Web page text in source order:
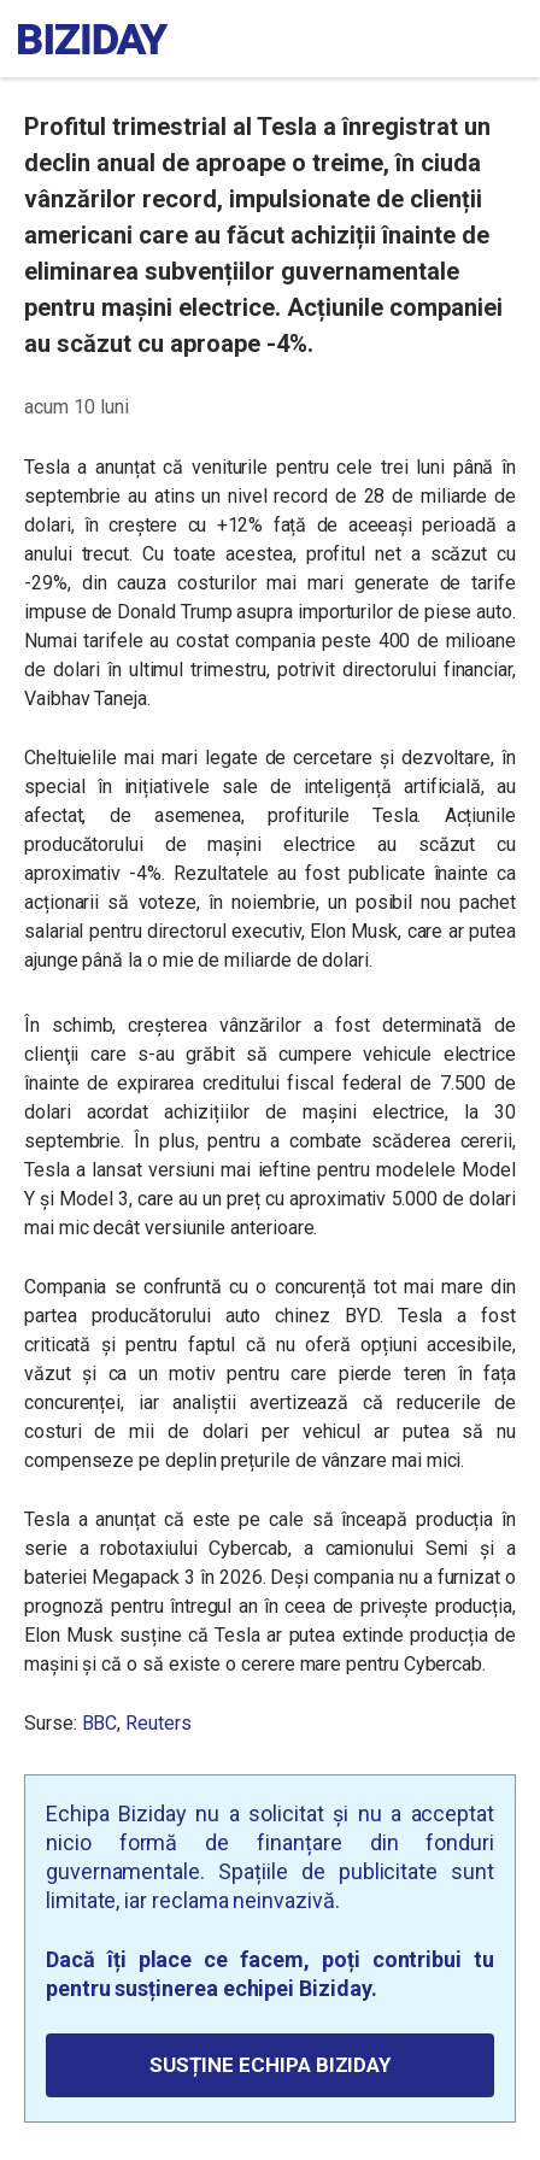
Profitul trimestrial al Tesla a înregistrat un
declin anual de aproape o treime, în ciuda
vânzărilor record, impulsionate de clienții
americani care au făcut achiziții înainte de
eliminarea subvențiilor guvernamentale
pentru mașini electrice. Acțiunile companiei
au scăzut cu aproape -4%.
acum 10 luni
Tesla a anunțat că veniturile pentru cele trei luni până în
septembrie au atins un nivel record de 28 de miliarde de
dolari, în creștere cu +12% față de aceeași perioadă a
anului trecut. Cu toate acestea, profitul net a scăzut cu
-29%, din cauza costurilor mai mari generate de tarife
impuse de Donald Trump asupra importurilor de piese auto.
Numai tarifele au costat compania peste 400 de milioane
de dolari în ultimul trimestru, potrivit directorului financiar,
Vaibhav Taneja.
Cheltuielile mai mari legate de cercetare și dezvoltare, în
special în inițiativele sale de inteligență artificială, au
afectat, de asemenea, profiturile Tesla. Acțiunile
producătorului de mașini electrice au scăzut cu
aproximativ -4%. Rezultatele au fost publicate înainte ca
acționarii să voteze, în noiembrie, un posibil nou pachet
salarial pentru directorul executiv, Elon Musk, care ar putea
ajunge până la o mie de miliarde de dolari.
În schimb, creşterea vânzărilor a fost determinată de
clienţii care s-au grăbit să cumpere vehicule electrice
înainte de expirarea creditului fiscal federal de 7.500 de
dolari acordat achizițiilor de mașini electrice, la 30
septembrie. În plus, pentru a combate scăderea cererii,
Tesla a lansat versiuni mai ieftine pentru modelele Model
Y și Model 3, care au un preț cu aproximativ 5.000 de dolari
mai mic decât versiunile anterioare.
Compania se confruntă cu o concurență tot mai mare din
partea producătorului auto chinez BYD. Tesla a fost
criticată și pentru faptul că nu oferă opțiuni accesibile,
văzut și ca un motiv pentru care pierde teren în fața
concurenței, iar analiștii avertizează că reducerile de
costuri de mii de dolari per vehicul ar putea să nu
compenseze pe deplin prețurile de vânzare mai mici.
Tesla a anunțat că este pe cale să înceapă producția în
serie a robotaxiului Cybercab, a camionului Semi și a
bateriei Megapack 3 în 2026. Deși compania nu a furnizat o
prognoză pentru întregul an în ceea de privește producția,
Elon Musk susține că Tesla ar putea extinde producția de
mașini și că o să existe o cerere mare pentru Cybercab.
Surse: BBC, Reuters
Echipa Biziday nu a solicitat și nu a acceptat
nicio formă de finanțare din fonduri
guvernamentale. Spațiile de publicitate sunt
limitate, iar reclama neinvazivă.
Dacă îți place ce facem, poți contribui tu
pentru susținerea echipei Biziday.
SUSȚINE ECHIPA BIZIDAY